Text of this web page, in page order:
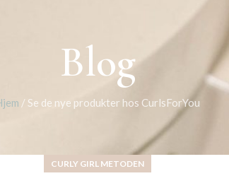
Blog
/ Se de nye produkter hos CurlsForYou
CURLY GIRL METODEN